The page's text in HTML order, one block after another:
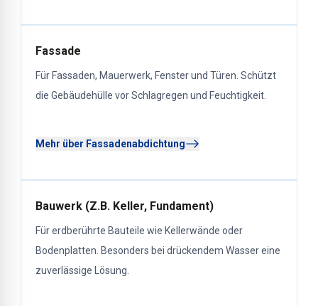
Fassade
Für Fassaden, Mauerwerk, Fenster und Türen. Schützt
die Gebäudehülle vor Schlagregen und Feuchtigkeit.
Mehr über Fassadenabdichtung
Bauwerk (Z.B. Keller, Fundament)
Für erdberührte Bauteile wie Kellerwände oder
Bodenplatten. Besonders bei drückendem Wasser eine
zuverlässige Lösung.